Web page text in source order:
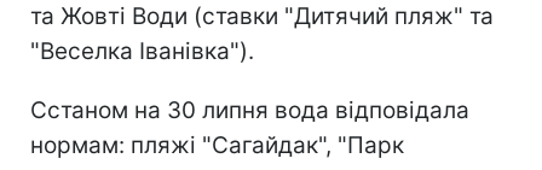
та Жовті Води (ставки "Дитячий пляж" та
"Веселка Іванівка").
Сстаном на 30 липня вода відповідала
нормам: пляжі "Сагайдак", "Парк